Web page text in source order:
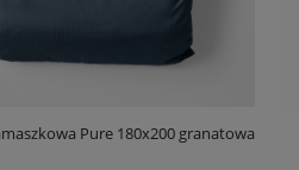
Pure 180x200 granatowa